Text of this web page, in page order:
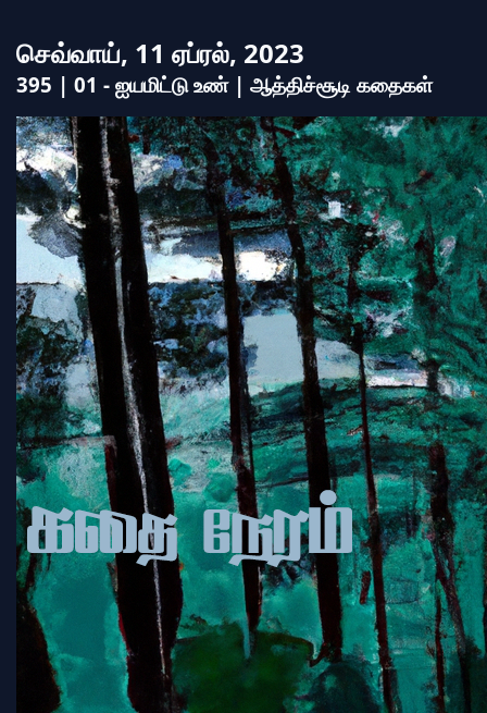
செவ்வாய், 11 ஏப்ரல், 2023
395 | 01 - ஐயமிட்டு உண் | ஆத்திச்சூடி கதைகள்